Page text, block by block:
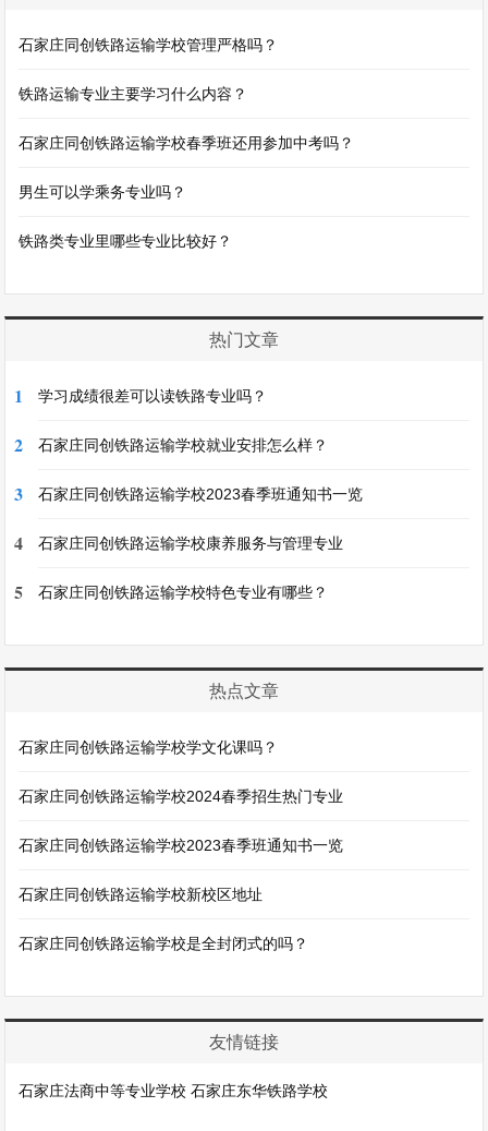
石家庄同创铁路运输学校管理严格吗？
铁路运输专业主要学习什么内容？
石家庄同创铁路运输学校春季班还用参加中考吗？
男生可以学乘务专业吗？
铁路类专业里哪些专业比较好？
热门文章
1 学习成绩很差可以读铁路专业吗？
2 石家庄同创铁路运输学校就业安排怎么样？
3 石家庄同创铁路运输学校2023春季班通知书一览
4 石家庄同创铁路运输学校康养服务与管理专业
5 石家庄同创铁路运输学校特色专业有哪些？
热点文章
石家庄同创铁路运输学校学文化课吗？
石家庄同创铁路运输学校2024春季招生热门专业
石家庄同创铁路运输学校2023春季班通知书一览
石家庄同创铁路运输学校新校区地址
石家庄同创铁路运输学校是全封闭式的吗？
友情链接
石家庄法商中等专业学校 石家庄东华铁路学校